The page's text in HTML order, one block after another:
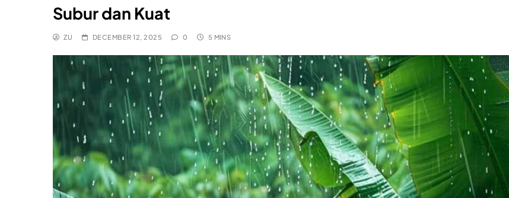
Subur dan Kuat
ZU DECEMBER 12, 2025 0 5 MINS